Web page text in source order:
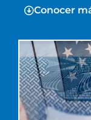
Conocer